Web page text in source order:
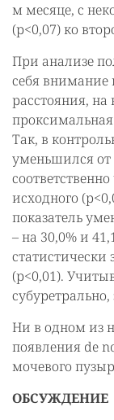
м месяце, с
(р<0,07) ко
При анализе
себя
расстояния,
Так, в
уменьшился от
исходного
показатель
– на 30,0% и
(р<0,01).
Ни в одном из
появления de
мочевого
ОБСУЖДЕНИЕ